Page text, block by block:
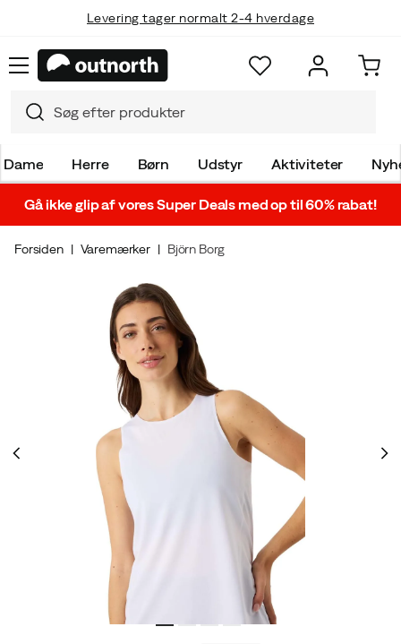
Levering tager normalt 2-4 hverdage
Dame Herre Børn Udstyr Aktiviteter
Gå ikke glip af vores Super Deals med op til 60% rabat!
Forsiden Varemærker Björn Borg